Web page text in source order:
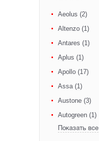
Aeolus (2)
Altenzo (1)
Antares (1)
Aplus (1)
Apollo (17)
Assa (1)
Austone (3)
Autogreen (1)
Показать все